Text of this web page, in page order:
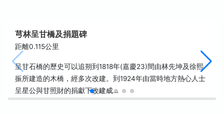
芎林呈甘橋及捐題碑
距離0.115公里
呈甘石橋的歷史可以追朔到1818年(嘉慶23)間由林先坤及徐熙
振所建造的木橋，經多次改建。到1924年由當時地方熱心人士
呈星公與甘照財的捐獻下改建成…